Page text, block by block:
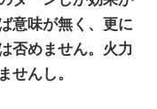
意味が無く、更に
否めません。火力
せんし。